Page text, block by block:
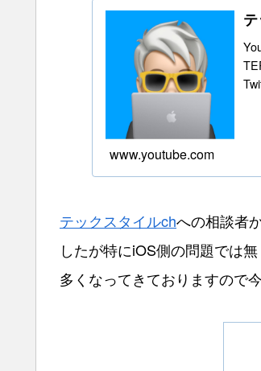
www.youtube.com
テックスタイルchへの相談者
したが特にiOS側の問題では
多くなってきておりますので